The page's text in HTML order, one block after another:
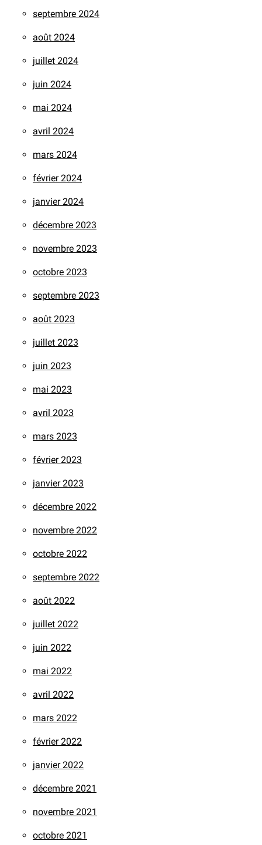
septembre 2024
août 2024
juillet 2024
juin 2024
mai 2024
avril 2024
mars 2024
février 2024
janvier 2024
décembre 2023
novembre 2023
octobre 2023
septembre 2023
août 2023
juillet 2023
juin 2023
mai 2023
avril 2023
mars 2023
février 2023
janvier 2023
décembre 2022
novembre 2022
octobre 2022
septembre 2022
août 2022
juillet 2022
juin 2022
mai 2022
avril 2022
mars 2022
février 2022
janvier 2022
décembre 2021
novembre 2021
octobre 2021